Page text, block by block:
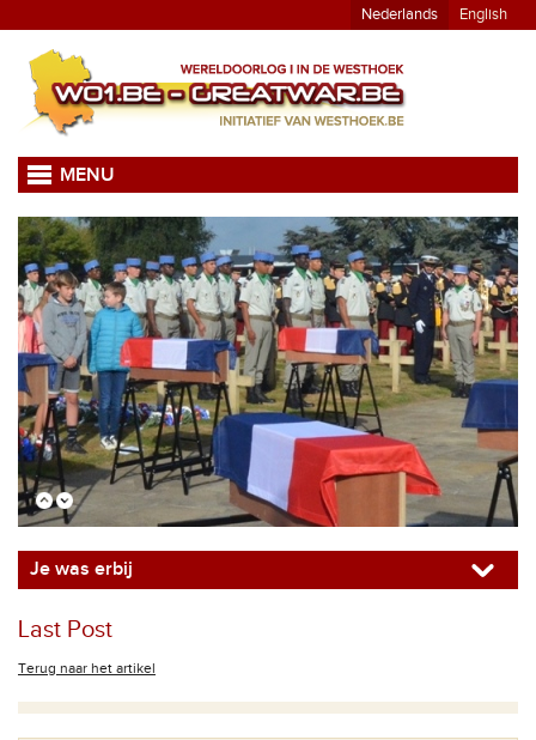
Nederlands English
MENU
Je was erbij
Last Post
Terug naar het artikel